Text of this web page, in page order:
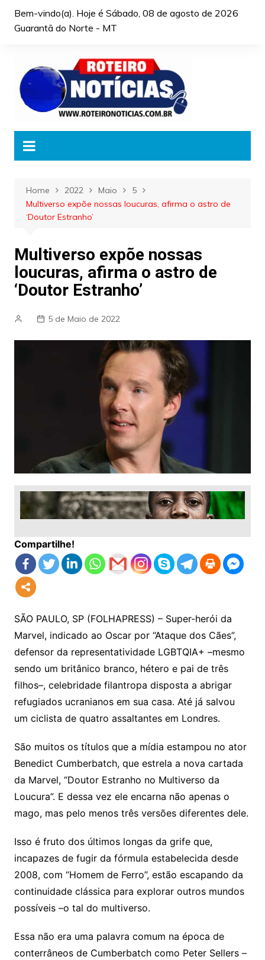
Bem-vindo(a). Hoje é Sábado, 08 de agosto de 2026
Guarantã do Norte - MT
Home 2022 Maio
5
Multiverso expõe nossas loucuras, afirma o astro de
‘Doutor Estranho’
Multiverso expõe nossas
loucuras, afirma o astro de
‘Doutor Estranho’
5 de Maio de 2022
Compartilhe!
SÃO PAULO, SP (FOLHAPRESS) – Super-herói da
Marvel, indicado ao Oscar por “Ataque dos Cães”,
defensor da representatividade LGBTQIA+ –mesmo
sendo um britânico branco, hétero e pai de três
filhos–, celebridade filantropa disposta a abrigar
refugiados ucranianos em sua casa. Até já salvou
um ciclista de quatro assaltantes em Londres.
São muitos os títulos que a mídia estampou no ator
Benedict Cumberbatch, que estrela a nova cartada
da Marvel, “Doutor Estranho no Multiverso da
Loucura”. E dessa vez ele encarna não apenas o
mago, mas pelo menos três versões diferentes dele.
Isso é fruto dos últimos longas da grife que,
incapazes de fugir da fórmula estabelecida desde
2008, com “Homem de Ferro”, estão escapando da
continuidade clássica para explorar outros mundos
possíveis –o tal do multiverso.
Essa não era uma palavra comum na época de
conterrâneos de Cumberbatch como Peter Sellers –